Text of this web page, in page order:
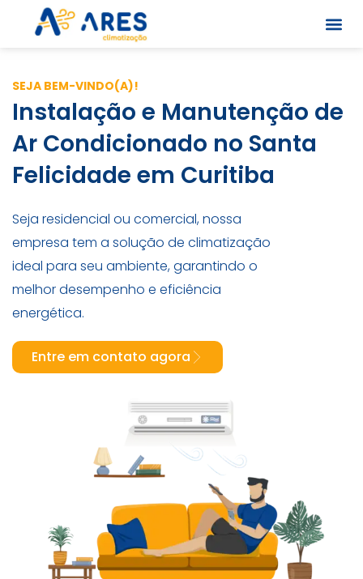
SEJA BEM-VINDO(A)!
Instalação e Manutenção de
Ar Condicionado no Santa
Felicidade em Curitiba
Seja residencial ou comercial, nossa
empresa tem a solução de climatização
ideal para seu ambiente, garantindo o
melhor desempenho e eficiência
energética.
Entre em contato agora